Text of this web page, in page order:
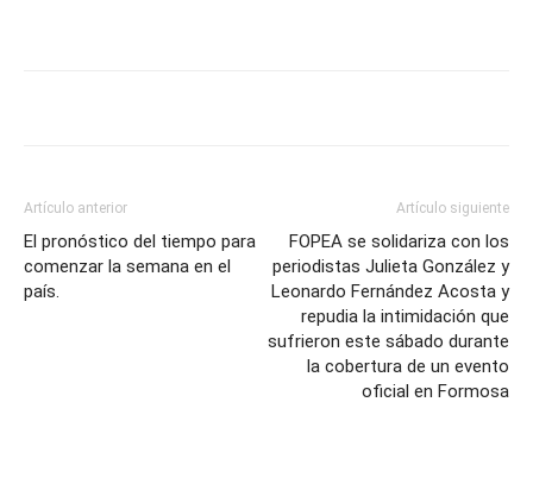
Artículo anterior
El pronóstico del tiempo para
comenzar la semana en el
país.
Artículo siguiente
FOPEA se solidariza con los
periodistas Julieta González y
Leonardo Fernández Acosta y
repudia la intimidación que
sufrieron este sábado durante
la cobertura de un evento
oficial en Formosa